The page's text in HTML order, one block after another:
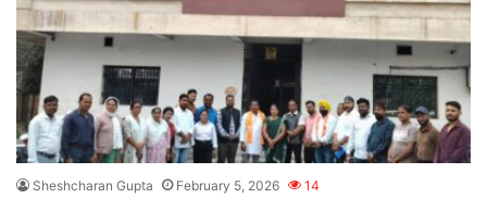
Sheshcharan Gupta February 5, 2026 14